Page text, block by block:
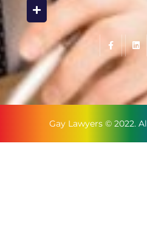
Gay Lawyers © 2022.